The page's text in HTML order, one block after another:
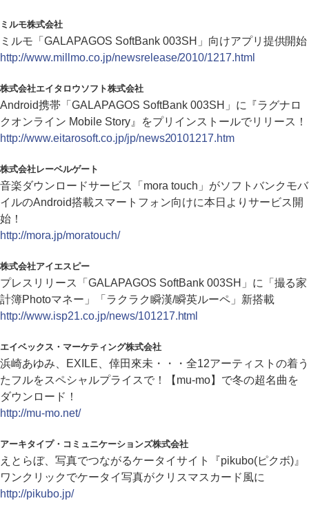
ミルモ株式会社
ミルモ「GALAPAGOS SoftBank 003SH」向けアプリ提供開始
http://www.millmo.co.jp/newsrelease/2010/1217.html
株式会社エイタロウソフト株式会社
Android携帯「GALAPAGOS SoftBank 003SH」に『ラグナロ
クオンライン Mobile Story』をプリインストールでリリース！
http://www.eitarosoft.co.jp/jp/news20101217.htm
株式会社レーベルゲート
音楽ダウンロードサービス「mora touch」がソフトバンクモバ
イルのAndroid搭載スマートフォン向けに本日よりサービス開
始！
http://mora.jp/moratouch/
株式会社アイエスピー
プレスリリース「GALAPAGOS SoftBank 003SH」に「撮る家
計簿Photoマネー」「ラクラク瞬漢/瞬英ルーペ」新搭載
http://www.isp21.co.jp/news/101217.html
エイベックス・マーケティング株式会社
浜崎あゆみ、EXILE、倖田來未・・・全12アーティストの着う
たフルをスペシャルプライスで！【mu-mo】で冬の超名曲を
ダウンロード！
http://mu-mo.net/
アーキタイプ・コミュニケーションズ株式会社
えとらぼ、写真でつながるケータイサイト『pikubo(ピクボ)』
ワンクリックでケータイ写真がクリスマスカード風に
http://pikubo.jp/